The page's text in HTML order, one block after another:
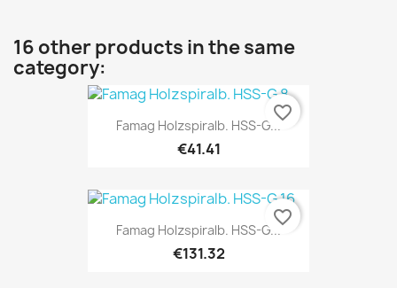
16 other products in the same
category:
Famag Holzspiralb. HSS-G...
€41.41
favorite_border
Famag Holzspiralb. HSS-G...
€131.32
favorite_border